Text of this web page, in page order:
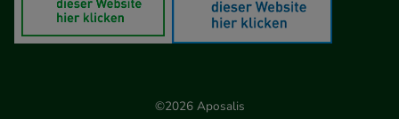
©2026 Aposalis